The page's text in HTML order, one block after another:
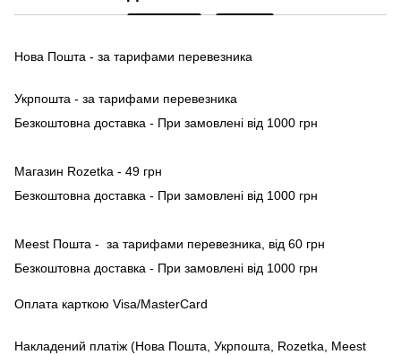
Нова Пошта - за тарифами перевезника
Укрпошта - за тарифами перевезника
Безкоштовна доставка - При замовлені від 1000 грн
Магазин Rozetka - 49 грн
Безкоштовна доставка - При замовлені від 1000 грн
Meest Пошта - за тарифами перевезника, від 60 грн
Безкоштовна доставка - При замовлені від 1000 грн
Оплата карткою Visa/MasterCard
Накладений платіж (Нова Пошта, Укрпошта, Rozetka, Meest